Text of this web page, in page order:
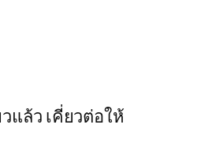
แล้ว เคี่ยวต่อให้